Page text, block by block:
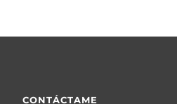
CONTÁCTAME